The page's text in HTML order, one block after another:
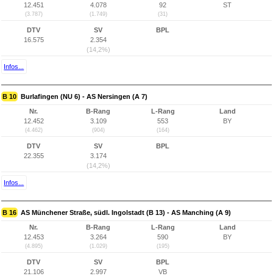
12.451
(3.787)
4.078
(1.749)
92
(31)
ST
DTV
16.575
SV
2.354
(14,2%)
BPL
Infos...
B 10 Burlafingen (NU 6) - AS Nersingen (A 7)
Nr.
12.452
(4.462)
B-Rang
3.109
(904)
L-Rang
553
(164)
Land
BY
DTV
22.355
SV
3.174
(14,2%)
BPL
Infos...
B 16 AS Münchener Straße, südl. Ingolstadt (B 13) - AS Manching (A 9)
Nr.
12.453
(4.895)
B-Rang
3.264
(1.029)
L-Rang
590
(195)
Land
BY
DTV
21.106
SV
2.997
BPL
VB